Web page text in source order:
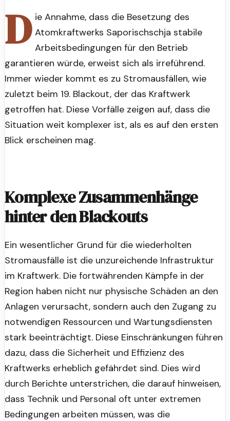
D ie Annahme, dass die Besetzung des
Atomkraftwerks Saporischschja stabile
Arbeitsbedingungen für den Betrieb
garantieren würde, erweist sich als irreführend.
Immer wieder kommt es zu Stromausfällen, wie
zuletzt beim 19. Blackout, der das Kraftwerk
getroffen hat. Diese Vorfälle zeigen auf, dass die
Situation weit komplexer ist, als es auf den ersten
Blick erscheinen mag.
Komplexe Zusammenhänge
hinter den Blackouts
Ein wesentlicher Grund für die wiederholten
Stromausfälle ist die unzureichende Infrastruktur
im Kraftwerk. Die fortwährenden Kämpfe in der
Region haben nicht nur physische Schäden an den
Anlagen verursacht, sondern auch den Zugang zu
notwendigen Ressourcen und Wartungsdiensten
stark beeinträchtigt. Diese Einschränkungen führen
dazu, dass die Sicherheit und Effizienz des
Kraftwerks erheblich gefährdet sind. Dies wird
durch Berichte unterstrichen, die darauf hinweisen,
dass Technik und Personal oft unter extremen
Bedingungen arbeiten müssen, was die